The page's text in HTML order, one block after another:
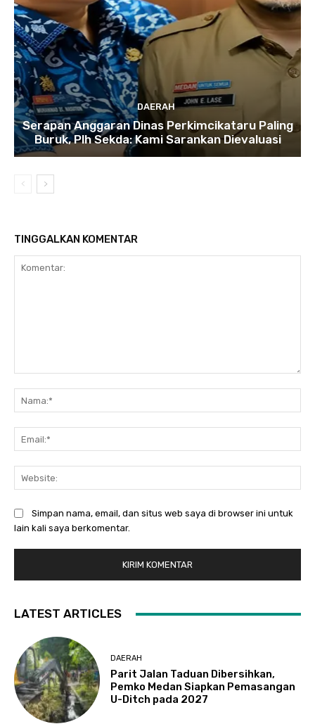
DAERAH
Serapan Anggaran Dinas Perkimcikataru Paling
Buruk, Plh Sekda: Kami Sarankan Dievaluasi
TINGGALKAN KOMENTAR
Simpan nama, email, dan situs web saya di browser ini untuk
lain kali saya berkomentar.
LATEST ARTICLES
DAERAH
Parit Jalan Taduan Dibersihkan,
Pemko Medan Siapkan Pemasangan
U-Ditch pada 2027